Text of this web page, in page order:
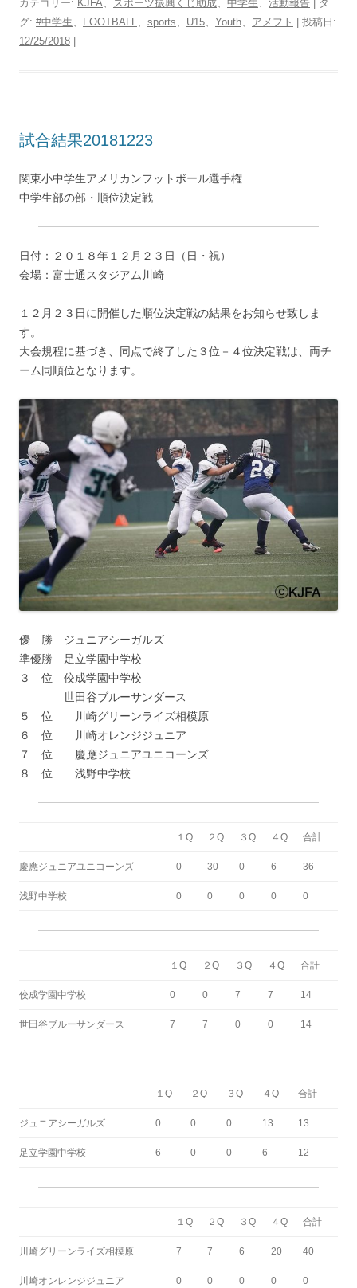
カテゴリー: KJFA スポーツ振興くじ助成 中学生 活動報告 | タ
グ: #中学生 FOOTBALL sports U15 Youth アメフト | 投稿日:
12/25/2018 |
試合結果20181223
関東小中学生アメリカンフットボール選手権
中学生部の部・順位決定戦
日付：２０１８年１２月２３日（日・祝）
会場：富士通スタジアム川崎
１２月２３日に開催した順位決定戦の結果をお知らせ致しま
す。
大会規程に基づき、同点で終了した３位－４位決定戦は、両チ
ーム同順位となります。
優 勝 ジュニアシーガルズ
準優勝 足立学園中学校
３ 位 佼成学園中学校
世田谷ブルーサンダース
５ 位 川崎グリーンライズ相模原
６ 位 川崎オレンジジュニア
７ 位 慶應ジュニアユニコーンズ
８ 位 浅野中学校
１Q ２Q ３Q ４Q 合計
慶應ジュニアユニコーンズ 0 30 0 6 36
浅野中学校 0 0 0 0 0
１Q ２Q ３Q ４Q 合計
佼成学園中学校 0 0 7 7 14
世田谷ブルーサンダース 7 7 0 0 14
１Q ２Q ３Q ４Q 合計
ジュニアシーガルズ 0 0 0 13 13
足立学園中学校 6 0 0 6 12
１Q ２Q ３Q ４Q 合計
川崎グリーンライズ相模原 7 7 6 20 40
川崎オンレンジジュニア 0 0 0 0 0